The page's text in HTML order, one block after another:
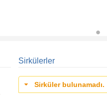
Sirkülerler
Sirküler bulunamadı.